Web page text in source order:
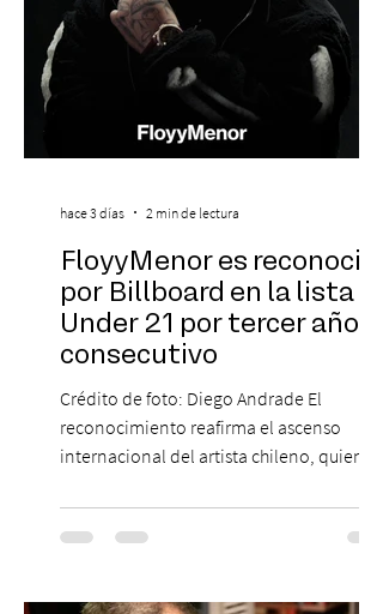
FloyyMenor es reconocido
por Billboard en la lista 21
Under 21 por tercer año
consecutivo
Crédito de foto: Diego Andrade El
reconocimiento reafirma el ascenso
internacional del artista chileno, quien
en la escena global. MIAMI, FL (3 de agosto
de 2026) — FloyyMenor ha sido
Under 21 por tercer año consecutivo,
hace 3 días 2 min de lectura